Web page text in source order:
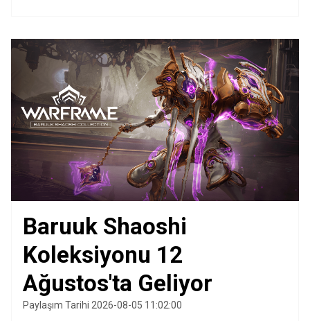
Baruuk Shaoshi
Koleksiyonu 12
Ağustos'ta Geliyor
Paylaşım Tarihi 2026-08-05 11:02:00